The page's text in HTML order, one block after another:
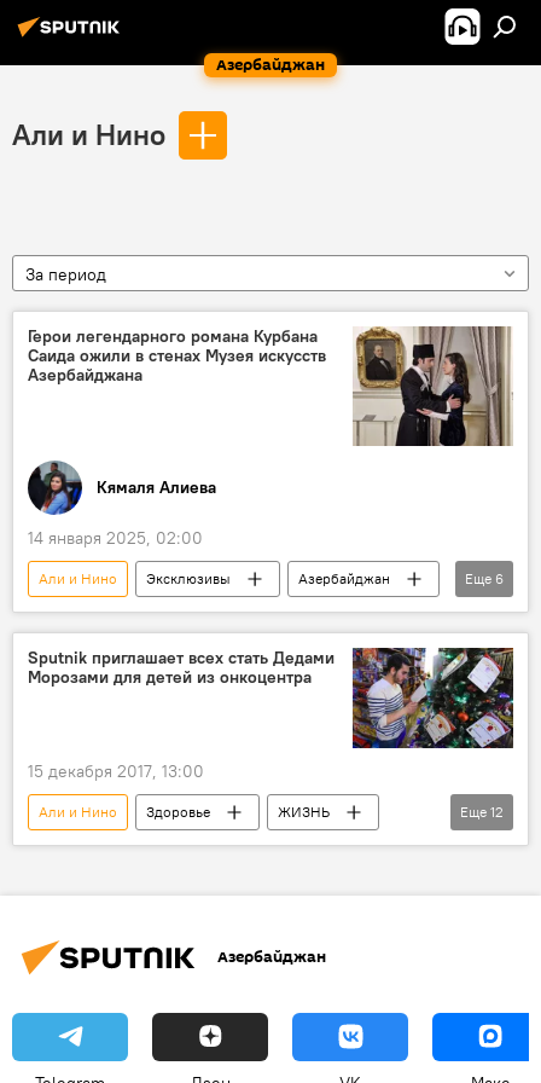
Азербайджан
Али и Нино
За период
Герои легендарного романа Курбана
Саида ожили в стенах Музея искусств
Азербайджана
Кямаля Алиева
14 января 2025, 02:00
Али и Нино Эксклюзивы
Азербайджан
искусство
Спектакль
Азербайджанский государственный русский драматический театр
Постановка
Ильгар Сафат
Еще 6
Sputnik приглашает всех стать Дедами
Морозами для детей из онкоцентра
15 декабря 2017, 13:00
Али и Нино Здоровье
ЖИЗНЬ
Азербайджан
Новости
Баку
Bon Appetit
Елка доброты
Подарки
Новый год 2022
Дед Мороз
Еще 12
Азербайджан